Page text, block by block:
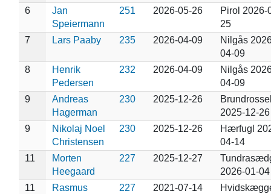
6
Jan
Speiermann
251 2026-05-26
Pirol 2026-
25
7
Lars Paaby 235 2026-04-09
Nilgås
04-09
8
Henrik
Pedersen
232 2026-04-09
Nilgås
04-09
9
Andreas
Hagerman
230 2025-12-26
2025-12-26
9
Nikolaj Noel
Christensen
230 2025-12-26
Hærfugl
04-14
11
Morten
Heegaard
227 2025-12-27
2026-01-04
11
Rasmus
227 2021-07-14